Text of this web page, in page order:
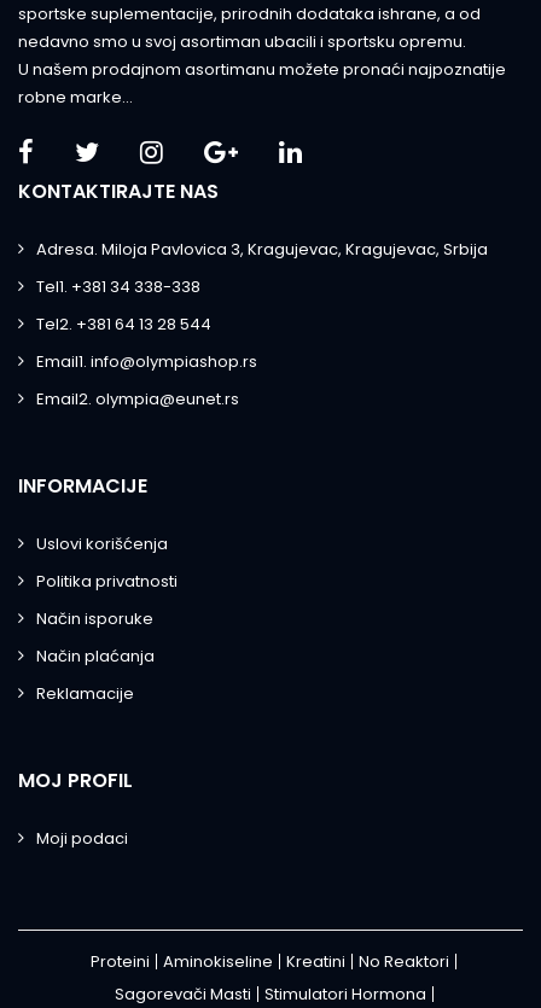
sportske suplementacije, prirodnih dodataka ishrane, a od
nedavno smo u svoj asortiman ubacili i sportsku opremu.
U našem prodajnom asortimanu možete pronaći najpoznatije
robne marke...
KONTAKTIRAJTE NAS
Adresa. Miloja Pavlovica 3, Kragujevac, Kragujevac, Srbija
Tel1. +381 34 338-338
Tel2. +381 64 13 28 544
Email1. info@olympiashop.rs
Email2. olympia@eunet.rs
INFORMACIJE
Uslovi korišćenja
Politika privatnosti
Način isporuke
Način plaćanja
Reklamacije
MOJ PROFIL
Moji podaci
Proteini Aminokiseline Kreatini
No Reaktori
Sagorevači Masti
Stimulatori Hormona